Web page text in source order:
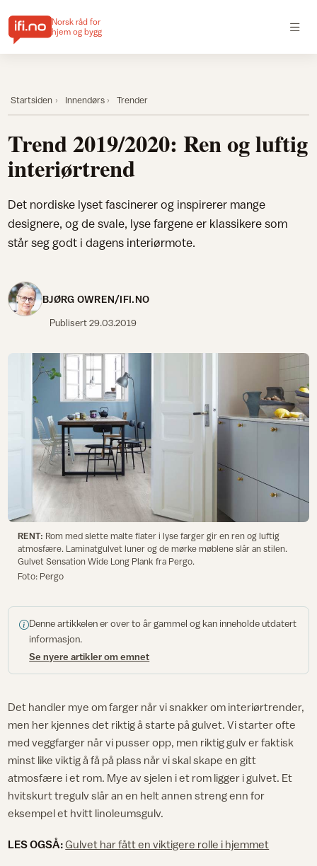
Norsk råd for
hjem og bygg
Startsiden Innendørs Trender
Trend 2019/2020: Ren og luftig
interiørtrend
Det nordiske lyset fascinerer og inspirerer mange
designere, og de svale, lyse fargene er klassikere som
står seg godt i dagens interiørmote.
BJØRG OWREN/IFI.NO
Publisert29.03.2019
RENT: Rom med slette malte flater i lyse farger gir en ren og luftig
atmosfære. Laminatgulvet luner og de mørke møblene slår an stilen.
Gulvet Sensation Wide Long Plank fra Pergo.
Foto: Pergo
Denne artikkelen er over to år gammel og kan inneholde utdatert
informasjon.
Se nyere artikler om emnet
Det handler mye om farger når vi snakker om interiørtrender,
men her kjennes det riktig å starte på gulvet. Vi starter ofte
med veggfarger når vi pusser opp, men riktig gulv er faktisk
minst like viktig å få på plass når vi skal skape en gitt
atmosfære i et rom. Mye av sjelen i et rom ligger i gulvet. Et
hvitskurt tregulv slår an en helt annen streng enn for
eksempel et hvitt linoleumsgulv.
LES OGSÅ:Gulvet har fått en viktigere rolle i hjemmet